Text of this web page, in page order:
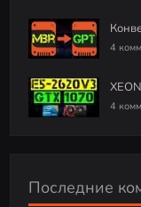
4
4
Последние